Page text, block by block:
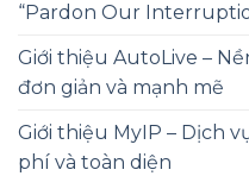
“Pardon Our
Giới thiệu AutoLive –
đơn giản và mạnh mẽ
Giới thiệu MyIP – Dịch
phí và toàn diện